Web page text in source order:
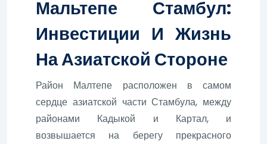
Мальтепе Стамбул:
Инвестиции И Жизнь
На Азиатской Стороне
Район Малтепе расположен в самом
сердце азиатской части Стамбула, между
районами Кадыкой и Картал, и
возвышается на берегу прекрасного